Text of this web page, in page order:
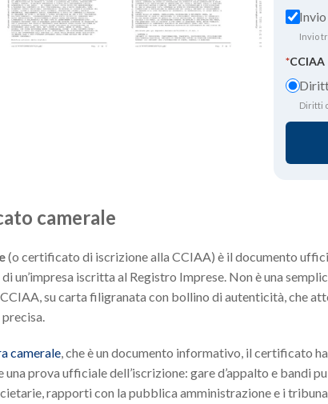
Invio
*CCIAA
Diritti
camerale
(o certificato di iscrizione alla CCIAA) è il documento
un’impresa iscritta al Registro Imprese. Non è una
su carta filigranata con bollino di autenticità, che
precisa.
camerale, che è un documento informativo, il certificato
una prova ufficiale dell’iscrizione: gare d’appalto e bandi
rapporti con la pubblica amministrazione e i